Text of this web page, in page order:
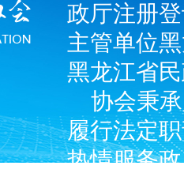
政厅注册
主管单位
黑龙江省
协会秉
履行法定
热情服务